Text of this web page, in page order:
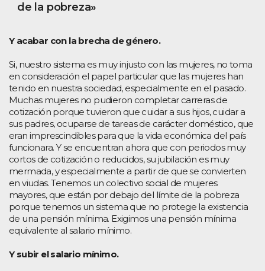
de la pobreza»
Y acabar con la brecha de género.
Si, nuestro sistema es muy injusto con las mujeres, no toma
en consideración el papel particular que las mujeres han
tenido en nuestra sociedad, especialmente en el pasado.
Muchas mujeres no pudieron completar carreras de
cotización porque tuvieron que cuidar a sus hijos, cuidar a
sus padres, ocuparse de tareas de carácter doméstico, que
eran imprescindibles para que la vida económica del país
funcionara. Y se encuentran ahora que con periodos muy
cortos de cotización o reducidos, su jubilación es muy
mermada, y especialmente a partir de que se convierten
en viudas. Tenemos un colectivo social de mujeres
mayores, que están por debajo del límite de la pobreza
porque tenemos un sistema que no protege la existencia
de una pensión mínima. Exigimos una pensión mínima
equivalente al salario mínimo.
Y subir el salario mínimo.